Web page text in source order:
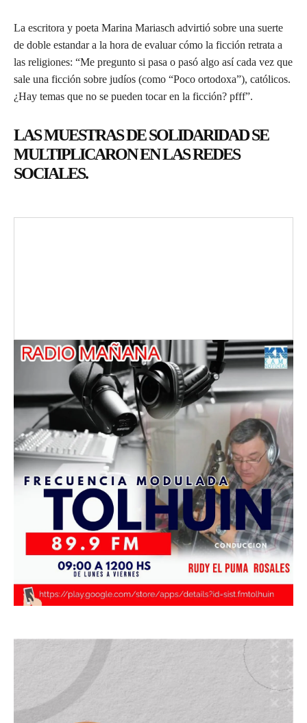
La escritora y poeta Marina Mariasch advirtió sobre una suerte
de doble estandar a la hora de evaluar cómo la ficción retrata a
las religiones: “Me pregunto si pasa o pasó algo así cada vez que
sale una ficción sobre judíos (como “Poco ortodoxa”), católicos.
¿Hay temas que no se pueden tocar en la ficción? pfff”.
LAS MUESTRAS DE SOLIDARIDAD SE
MULTIPLICARON EN LAS REDES
SOCIALES.